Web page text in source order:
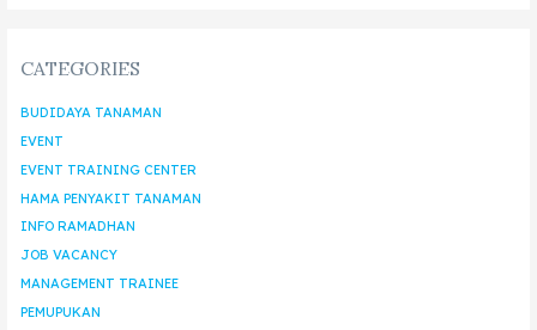
CATEGORIES
BUDIDAYA TANAMAN
EVENT
EVENT TRAINING CENTER
HAMA PENYAKIT TANAMAN
INFO RAMADHAN
JOB VACANCY
MANAGEMENT TRAINEE
PEMUPUKAN